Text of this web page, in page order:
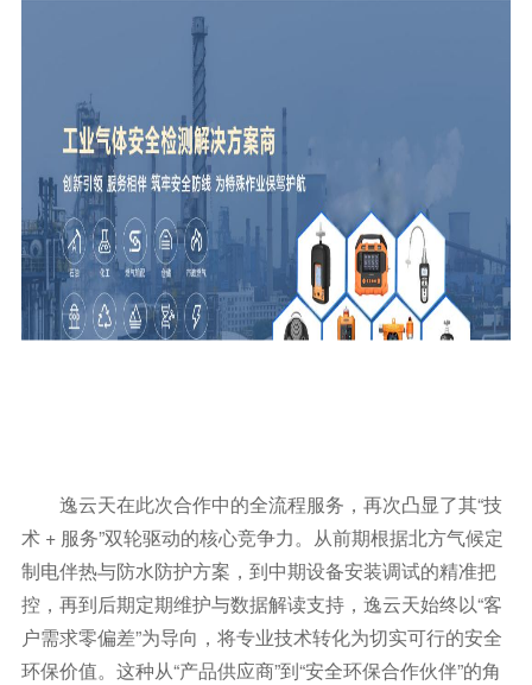
逸云天在此次合作中的全流程服务，再次凸显了其“技
术 + 服务”双轮驱动的核心竞争力。从前期根据北方气候定
制电伴热与防水防护方案，到中期设备安装调试的精准把
控，再到后期定期维护与数据解读支持，逸云天始终以“客
户需求零偏差”为导向，将专业技术转化为切实可行的安全
环保价值。这种从“产品供应商”到“安全环保合作伙伴”的角